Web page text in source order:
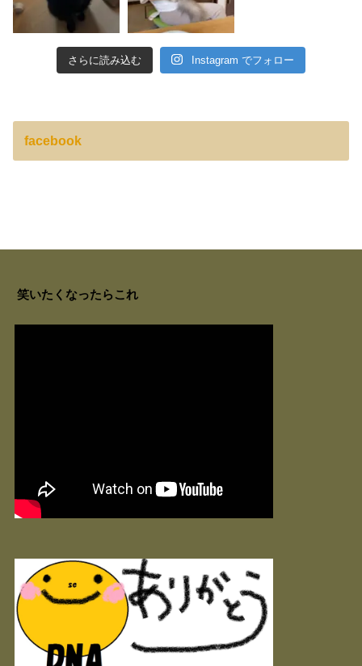
さらに読み込む Instagram でフォロー
facebook
笑いたくなったらこれ